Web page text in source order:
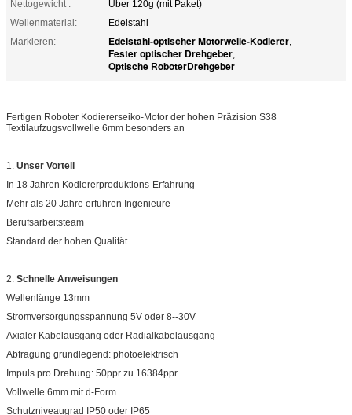
Nettogewicht :
Über 120g (mit Paket)
Wellenmaterial:
Edelstahl
Markieren:
Edelstahl-optischer Motorwelle-Kodierer,
Fester optischer Drehgeber,
Optische RoboterDrehgeber
Fertigen Roboter Kodiererseiko-Motor der hohen Präzision S38
Textilaufzugsvollwelle 6mm besonders an
1. Unser Vorteil
In 18 Jahren Kodiererproduktions-Erfahrung
Mehr als 20 Jahre erfuhren Ingenieure
Berufsarbeitsteam
Standard der hohen Qualität
2. Schnelle Anweisungen
Wellenlänge 13mm
Stromversorgungsspannung 5V oder 8--30V
Axialer Kabelausgang oder Radialkabelausgang
Abfragung grundlegend: photoelektrisch
Impuls pro Drehung: 50ppr zu 16384ppr
Vollwelle 6mm mit d-Form
Schutzniveaugrad IP50 oder IP65